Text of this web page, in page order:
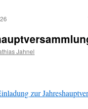
Jahnel
zur